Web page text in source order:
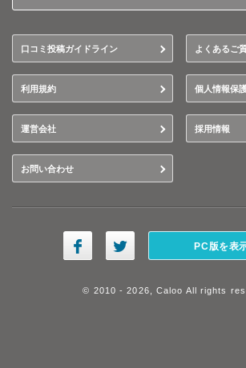
口コミ投稿ガイドライン よくあるご
利用規約 個人情報保
運営会社 採用情報
お問い合わせ
PC版を表
© 2010 - 2026, Caloo All rights